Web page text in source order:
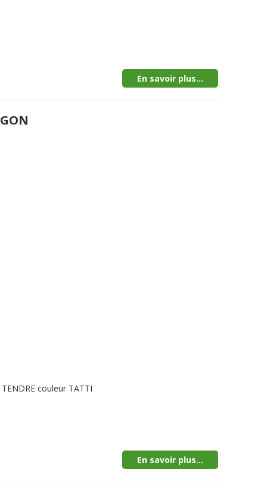
En savoir plus...
couleur TATTI
En savoir plus...